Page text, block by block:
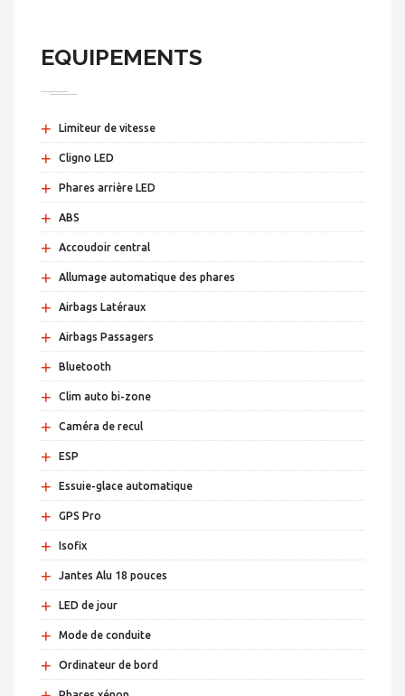
EQUIPEMENTS
+ Limiteur de vitesse
+ Cligno LED
+ Phares arrière LED
+ ABS
+ Accoudoir central
+ Allumage automatique des phares
+ Airbags Latéraux
+ Airbags Passagers
+ Bluetooth
+ Clim auto bi-zone
+ Caméra de recul
+ ESP
+ Essuie-glace automatique
+ GPS Pro
+ Isofix
+ Jantes Alu 18 pouces
+ LED de jour
+ Mode de conduite
+ Ordinateur de bord